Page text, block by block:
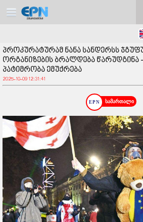
პროკურატურამ ნანა სანდერსს
ორგანიზების ბრალდება წარუდგინა
პატიმრობა ემუქრება
2025-10-09 12:31:41
სამართალი